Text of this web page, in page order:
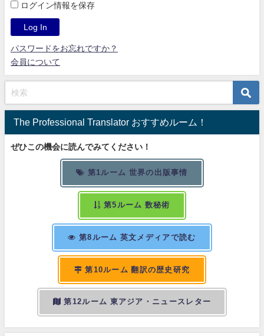
ログイン情報を保存
パスワードをお忘れですか？
会員について
The Professional Translator おすすめルーム！
ぜひこの機会に読んでみてください！
第1ルーム 世界の出版事情
第5ルーム 数秘術
第8ルーム 英文メディアで読む
第10ルーム 翻訳の歴史研究
第12ルーム 東アジア・ニュースレター